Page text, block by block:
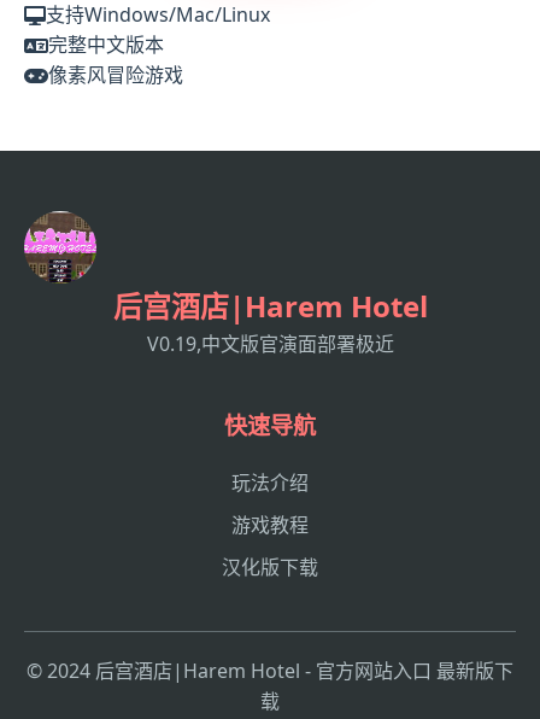
支持Windows/Mac/Linux
完整中文版本
像素风冒险游戏
后宫酒店|Harem Hotel
V0.19,中文版官演面部署极近
快速导航
玩法介绍
游戏教程
汉化版下载
© 2024 后宫酒店|Harem Hotel - 官方网站入口 最新版下
载